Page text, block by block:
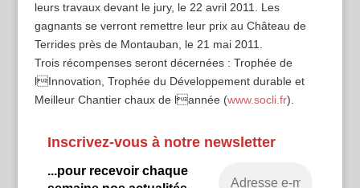
leurs travaux devant le jury, le 22 avril 2011. Les
gagnants se verront remettre leur prix au Château de
Terrides près de Montauban, le 21 mai 2011.
Trois récompenses seront décernées : Trophée de
lInnovation, Trophée du Développement durable et
Meilleur Chantier chaux de lannée (www.socli.fr).
Inscrivez-vous à notre newsletter
...pour recevoir chaque